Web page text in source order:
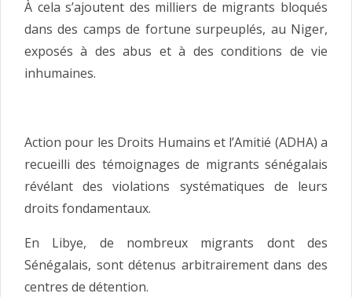
À cela s’ajoutent des milliers de migrants bloqués
dans des camps de fortune surpeuplés, au Niger,
exposés à des abus et à des conditions de vie
inhumaines.
Action pour les Droits Humains et l’Amitié (ADHA) a
recueilli des témoignages de migrants sénégalais
révélant des violations systématiques de leurs
droits fondamentaux.
En Libye, de nombreux migrants dont des
Sénégalais, sont détenus arbitrairement dans des
centres de détention.